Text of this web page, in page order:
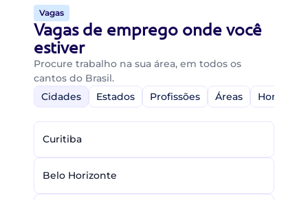
Vagas
Vagas de emprego onde você
estiver
Procure trabalho na sua área, em todos os
cantos do Brasil.
Cidades
Estados Profissões Áreas Home-
Curitiba
Belo Horizonte